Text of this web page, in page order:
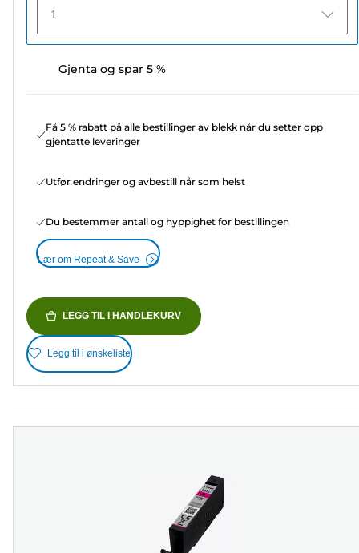
1
Gjenta og spar 5 %
Få 5 % rabatt på alle bestillinger av blekk når du setter opp
gjentatte leveringer
Utfør endringer og avbestill når som helst
Du bestemmer antall og hyppighet for bestillingen
Lær om Repeat & Save
LEGG TIL I HANDLEKURV
Legg til i ønskeliste